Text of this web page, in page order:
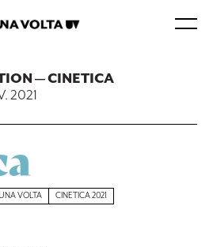
— CINETICA
2021
VOLTA CINETICA 2021